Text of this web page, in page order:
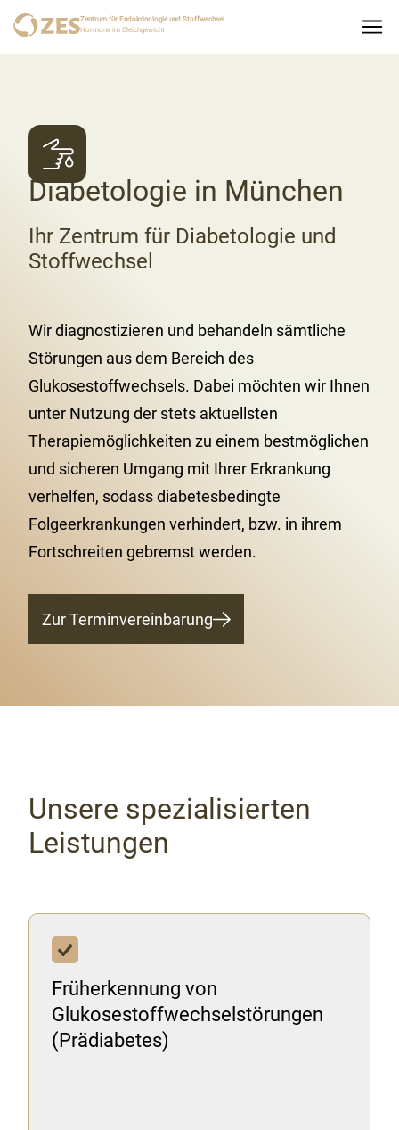
Zentrum für Endokrinologie und Stoffwechsel
Hormone im Gleichgewicht
Diabetologie in München
Ihr Zentrum für Diabetologie und
Stoffwechsel
Wir diagnostizieren und behandeln sämtliche
Störungen aus dem Bereich des
Glukosestoffwechsels. Dabei möchten wir Ihnen
unter Nutzung der stets aktuellsten
Therapiemöglichkeiten zu einem bestmöglichen
und sicheren Umgang mit Ihrer Erkrankung
verhelfen, sodass diabetesbedingte
Folgeerkrankungen verhindert, bzw. in ihrem
Fortschreiten gebremst werden.
Zur Terminvereinbarung
Unsere spezialisierten
Leistungen
Früherkennung von
Glukosestoffwechselstörungen
(Prädiabetes)